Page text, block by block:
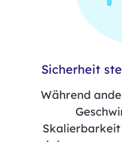
Sicherheit
Während
Skalierbarkeit